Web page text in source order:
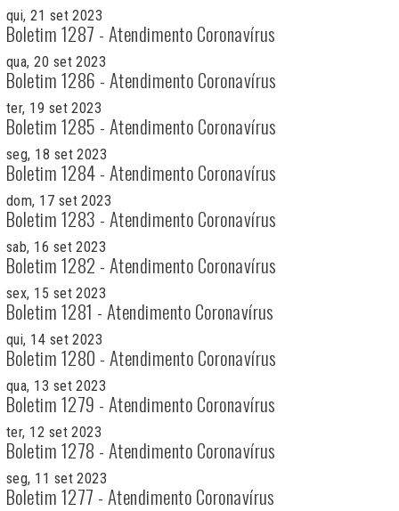
qui, 21 set 2023
Boletim 1287 - Atendimento Coronavírus
qua, 20 set 2023
Boletim 1286 - Atendimento Coronavírus
ter, 19 set 2023
Boletim 1285 - Atendimento Coronavírus
seg, 18 set 2023
Boletim 1284 - Atendimento Coronavírus
dom, 17 set 2023
Boletim 1283 - Atendimento Coronavírus
sab, 16 set 2023
Boletim 1282 - Atendimento Coronavírus
sex, 15 set 2023
Boletim 1281 - Atendimento Coronavírus
qui, 14 set 2023
Boletim 1280 - Atendimento Coronavírus
qua, 13 set 2023
Boletim 1279 - Atendimento Coronavírus
ter, 12 set 2023
Boletim 1278 - Atendimento Coronavírus
seg, 11 set 2023
Boletim 1277 - Atendimento Coronavírus